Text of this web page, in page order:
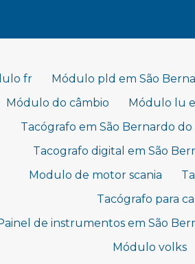
fr Módulo pld em São
Módulo do câmbio
Módulo lu
Tacógrafo em São Bernardo do
Tacografo digital em São
Modulo de motor scania
Tacógrafo para
de instrumentos em São
Módulo volks